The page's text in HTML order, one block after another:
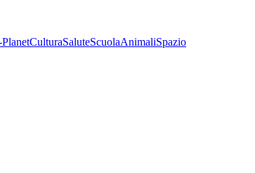
CulturaSaluteScuolaAnimaliSpazio